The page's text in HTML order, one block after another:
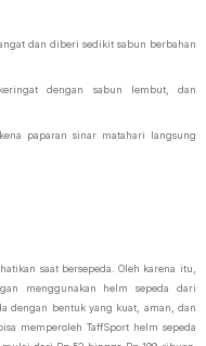
dan diberi sedikit sabun berbahan
dengan sabun lembut, dan
paparan sinar matahari langsung
saat bersepeda. Oleh karena itu,
menggunakan helm sepeda dari
dengan bentuk yang kuat, aman, dan
memperoleh TaffSport helm sepeda